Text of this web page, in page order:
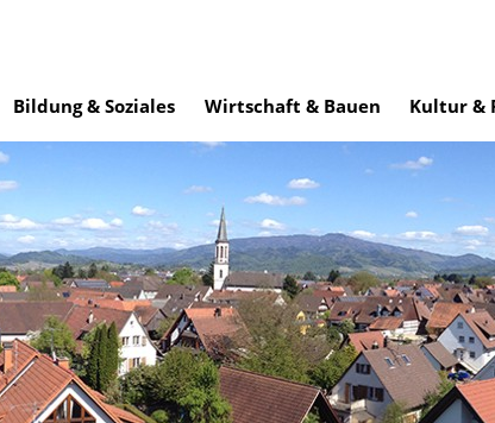
Bildung & Soziales Wirtschaft & Bauen Kultur &